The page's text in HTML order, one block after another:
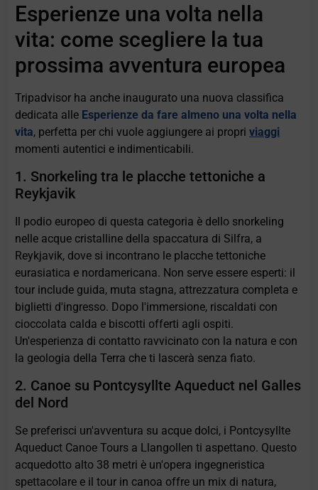
Esperienze una volta nella
vita: come scegliere la tua
prossima avventura europea
Tripadvisor ha anche inaugurato una nuova classifica
dedicata alle Esperienze da fare almeno una volta nella
vita, perfetta per chi vuole aggiungere ai propriviaggi
momenti autentici e indimenticabili.
1. Snorkeling tra le placche tettoniche a
Reykjavik
Il podio europeo di questa categoria è dello snorkeling
nelle acque cristalline della spaccatura di Silfra, a
Reykjavik, dove si incontrano le placche tettoniche
eurasiatica e nordamericana. Non serve essere esperti: il
tour include guida, muta stagna, attrezzatura completa e
biglietti d'ingresso. Dopo l'immersione, riscaldati con
cioccolata calda e biscotti offerti agli ospiti.
Un'esperienza di contatto ravvicinato con la natura e con
la geologia della Terra che ti lascerà senza fiato.
2. Canoe su Pontcysyllte Aqueduct nel Galles
del Nord
Se preferisci un'avventura su acque dolci, i Pontcysyllte
Aqueduct Canoe Tours a Llangollen ti aspettano. Questo
acquedotto alto 38 metri è un'opera ingegneristica
spettacolare e il tour in canoa offre un mix di natura,